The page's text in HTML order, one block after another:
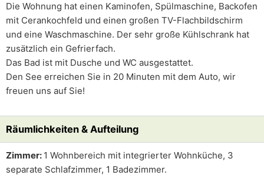
Die Wohnung hat einen Kaminofen, Spülmaschine, Backofen
mit Cerankochfeld und einen großen TV-Flachbildschirm
und eine Waschmaschine. Der sehr große Kühlschrank hat
zusätzlich ein Gefrierfach.
Das Bad ist mit Dusche und WC ausgestattet.
Den See erreichen Sie in 20 Minuten mit dem Auto, wir
freuen uns auf Sie!
Räumlichkeiten & Aufteilung
Zimmer: 1 Wohnbereich mit integrierter Wohnküche, 3
separate Schlafzimmer, 1 Badezimmer.